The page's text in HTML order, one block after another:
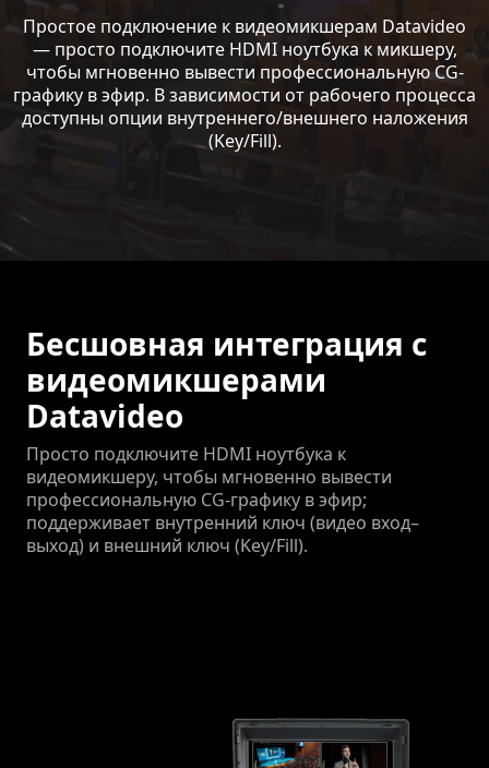
Простое подключение к видеомикшерам Datavideo
— просто подключите HDMI ноутбука к микшеру,
чтобы мгновенно вывести профессиональную CG-
графику в эфир. В зависимости от рабочего процесса
доступны опции внутреннего/внешнего наложения
(Key/Fill).
Бесшовная интеграция с
видеомикшерами
Datavideo
Просто подключите HDMI ноутбука к
видеомикшеру, чтобы мгновенно вывести
профессиональную CG-графику в эфир;
поддерживает внутренний ключ (видео вход–
выход) и внешний ключ (Key/Fill).